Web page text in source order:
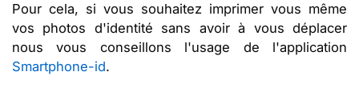
Pour cela, si vous souhaitez imprimer vous même
vos photos d'identité sans avoir à vous déplacer
nous vous conseillons l'usage de l'application
Smartphone-id.